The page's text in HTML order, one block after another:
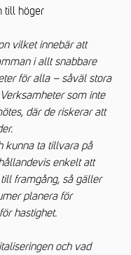
till höger
vilket innebär att
i allt snabbare
för alla – såväl stora
som inte
där de riskerar att
kunna ta tillvara på
enkelt att
framgång, så gäller
planera för
hastighet.
och vad